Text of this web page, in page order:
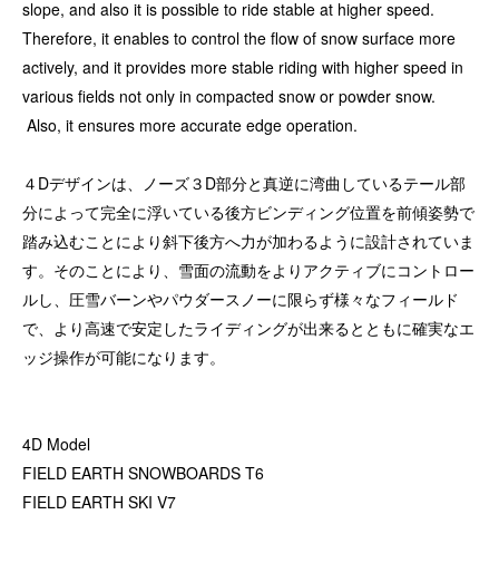
slope, and also it is possible to ride stable at higher speed.
Therefore, it enables to control the flow of snow surface more
actively, and it provides more stable riding with higher speed in
various fields not only in compacted snow or powder snow.
Also, it ensures more accurate edge operation.
４Dデザインは、ノーズ３D部分と真逆に湾曲しているテール部
分によって完全に浮いている後方ビンディング位置を前傾姿勢で
踏み込むことにより斜下後方へ力が加わるように設計されていま
す。そのことにより、雪面の流動をよりアクティブにコントロー
ルし、圧雪バーンやパウダースノーに限らず様々なフィールド
で、より高速で安定したライディングが出来るとともに確実なエ
ッジ操作が可能になります。
4D Model
FIELD EARTH SNOWBOARDS T6
FIELD EARTH SKI V7